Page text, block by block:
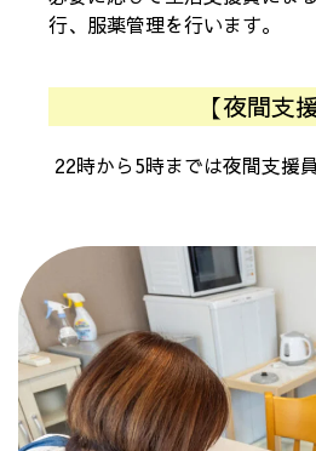
行、服薬管理を行います。
【夜間支援
22時から5時までは夜間支援